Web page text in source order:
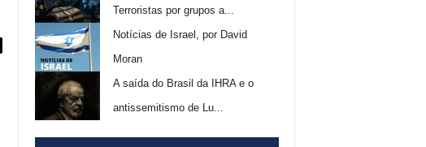
Terroristas por grupos a...
Notícias de Israel, por David
Moran
A saída do Brasil da IHRA e o
antissemitismo de Lu...